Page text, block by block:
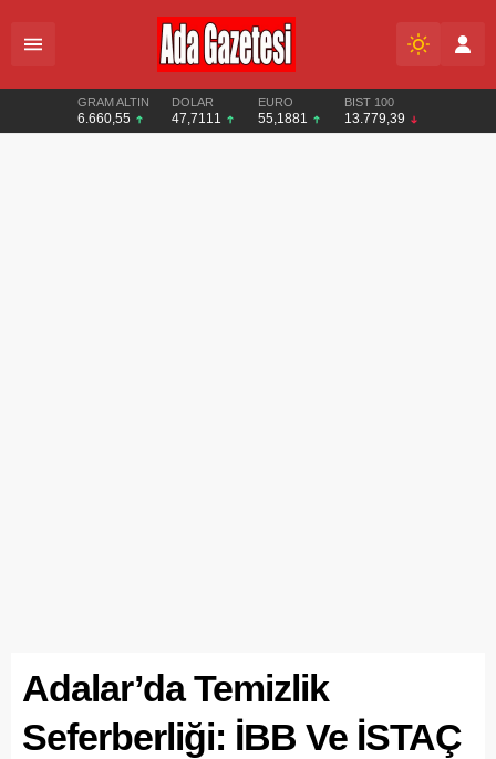
GRAM ALTIN
6.660,55
DOLAR
47,7111
EURO
55,1881
BIST 100
13.779,39
Adalar’da Temizlik
Seferberliği: İBB Ve İSTAÇ